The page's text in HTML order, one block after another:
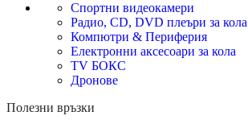
Спортни видеокамери
Радио, CD, DVD плеъри за кола
Компютри & Периферия
Електронни аксесоари за кола
TV БОКС
Дронове
Полезни връзки